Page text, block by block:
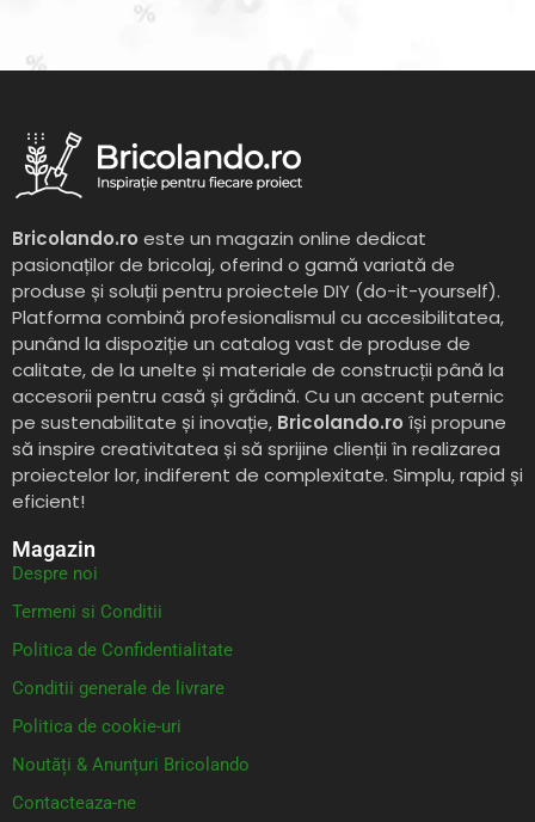
Bricolando.ro este un magazin online dedicat
pasionaților de bricolaj, oferind o gamă variată de
produse și soluții pentru proiectele DIY (do-it-yourself).
Platforma combină profesionalismul cu accesibilitatea,
punând la dispoziție un catalog vast de produse de
calitate, de la unelte și materiale de construcții până la
accesorii pentru casă și grădină. Cu un accent puternic
pe sustenabilitate și inovație, Bricolando.ro își propune
să inspire creativitatea și să sprijine clienții în realizarea
proiectelor lor, indiferent de complexitate. Simplu, rapid și
eficient!
Magazin
Despre noi
Termeni si Conditii
Politica de Confidentialitate
Conditii generale de livrare
Politica de cookie-uri
Noutăți & Anunțuri Bricolando
Contacteaza-ne